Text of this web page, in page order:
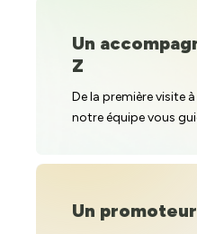
Un
Z
De la première visite
notre équipe vous
Un